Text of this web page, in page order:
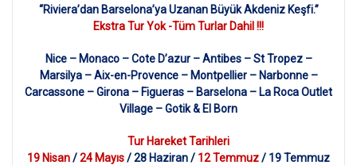
“Riviera’dan Barselona’ya Uzanan Büyük Akdeniz Keşfi.”
Ekstra Tur Yok -Tüm Turlar Dahil !!!
Nice – Monaco – Cote D’azur – Antibes – St Tropez –
Marsilya – Aix-en-Provence – Montpellier – Narbonne –
Carcassone – Girona – Figueras – Barselona – La Roca Outlet
Village – Gotik & El Born
Tur Hareket Tarihleri
19 Nisan/24 Mayıs/ 28 Haziran / 12 Temmuz/ 19 Temmuz